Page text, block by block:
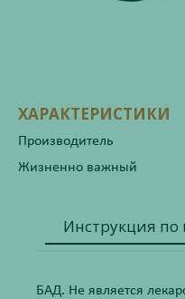
ХАРАКТЕРИСТИКИ
Производитель
Жизненно важный
Инструкция
БАД. Не является